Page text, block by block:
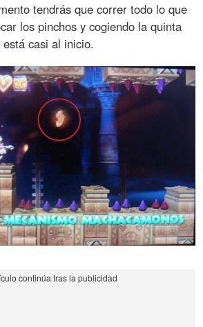
tendrás que correr todo lo que
los pinchos y cogiendo la quinta
casi al inicio.